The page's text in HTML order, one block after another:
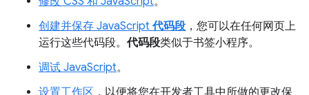
创建并保存 JavaScript 代码段，您可以在任何网页上
运行这些代码段。 代码段类似于书签小程序。
调试 JavaScript。
设置工作区 ，以便将您在开发者工具中所做的更改保